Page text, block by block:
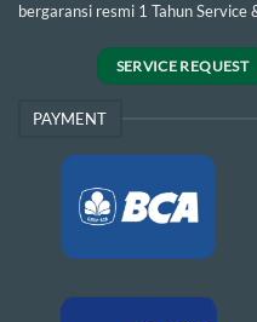
bergaransi resmi 1 Tahun Service
SERVICE REQUEST
PAYMENT